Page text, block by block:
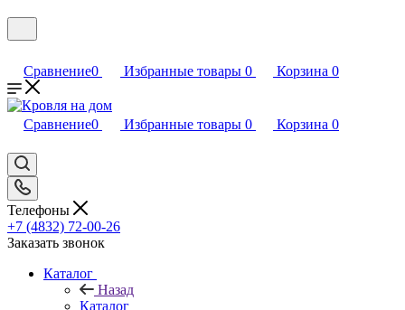
Сравнение0 Избранные товары 0 Корзина 0
Сравнение0 Избранные товары 0 Корзина 0
Телефоны
+7 (4832) 72-00-26
Заказать звонок
Каталог
Назад
Каталог